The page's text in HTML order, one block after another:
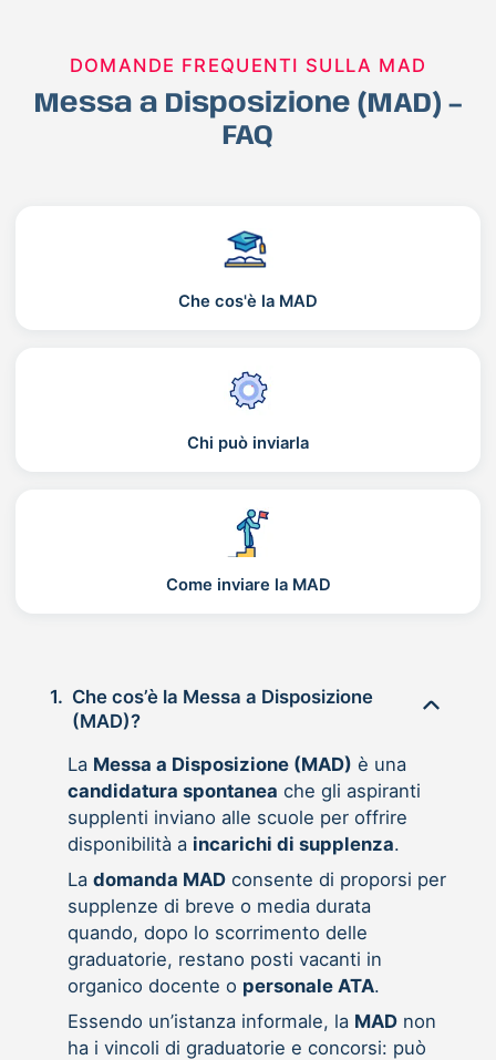
DOMANDE FREQUENTI SULLA MAD
Messa a Disposizione (MAD) –
FAQ
Che cos'è la MAD
Chi può inviarla
Come inviare la MAD
1. Che cos’è la Messa a Disposizione
(MAD)?
La Messa a Disposizione (MAD) è una
candidatura spontanea che gli aspiranti
supplenti inviano alle scuole per offrire
disponibilità a incarichi di supplenza.
La domanda MADconsente di proporsi per
supplenze di breve o media durata
quando, dopo lo scorrimento delle
graduatorie, restano posti vacanti in
organico docente o personale ATA.
Essendo un’istanza informale, la MADnon
ha i vincoli di graduatorie e concorsi: può